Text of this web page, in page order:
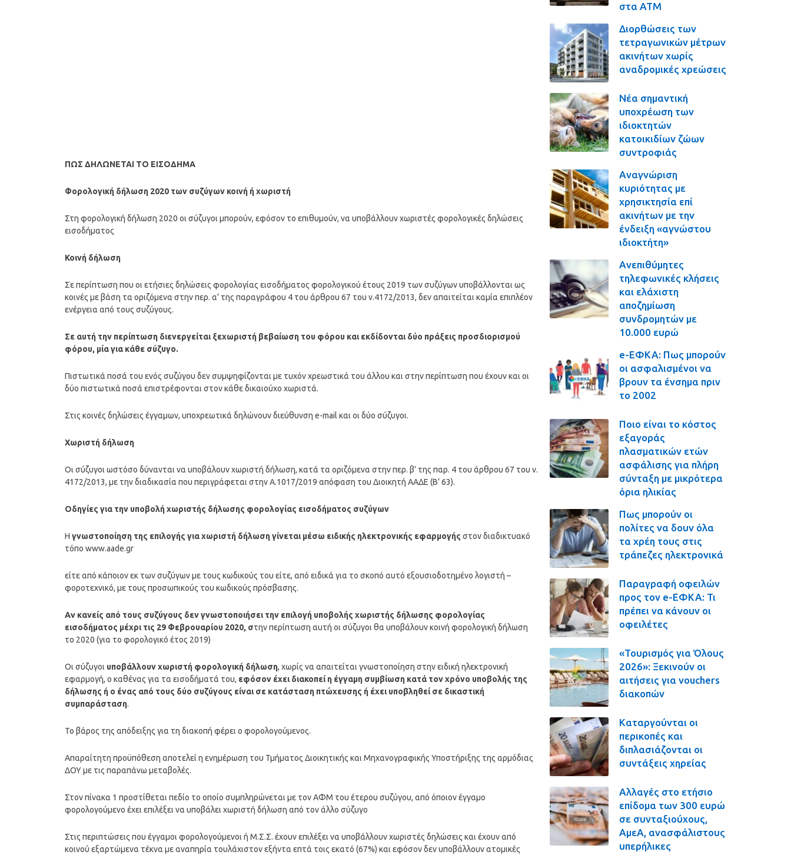
ΠΩΣ ΔΗΛΩΝΕΤΑΙ TO ΕΙΣΟΔΗΜΑ
Φορολογική δήλωση 2020 των συζύγων κοινή ή χωριστή
Στη φορολογική δήλωση 2020 οι σύζυγοι μπορούν, εφόσον το επιθυμούν, να υποβάλλουν χωριστές φορολογικές δηλώσεις
εισοδήματος
Κοινή δήλωση
Σε περίπτωση που οι ετήσιες δηλώσεις φορολογίας εισοδήματος φορολογικού έτους 2019 των συζύγων υποβάλλονται ως
κοινές με βάση τα οριζόμενα στην περ. α’ της παραγράφου 4 του άρθρου 67 του ν.4172/2013, δεν απαιτείται καμία επιπλέον
ενέργεια από τους συζύγους.
Σε αυτή την περίπτωση διενεργείται ξεχωριστή βεβαίωση του φόρου και εκδίδονται δύο πράξεις προσδιορισμού
φόρου, μία για κάθε σύζυγο.
Πιστωτικά ποσά του ενός συζύγου δεν συμψηφίζονται με τυχόν χρεωστικά του άλλου και στην περίπτωση που έχουν και οι
δύο πιστωτικά ποσά επιστρέφονται στον κάθε δικαιούχο χωριστά.
Στις κοινές δηλώσεις έγγαμων, υποχρεωτικά δηλώνουν διεύθυνση e-mail και οι δύο σύζυγοι.
Χωριστή δήλωση
Οι σύζυγοι ωστόσο δύνανται να υποβάλουν χωριστή δήλωση, κατά τα οριζόμενα στην περ. β’ της παρ. 4 του άρθρου 67 του ν.
4172/2013, με την διαδικασία που περιγράφεται στην Α.1017/2019 απόφαση του Διοικητή ΑΑΔΕ (Β’ 63).
Οδηγίες για την υποβολή χωριστής δήλωσης φορολογίας εισοδήματος συζύγων
Η γνωστοποίηση της επιλογής για χωριστή δήλωση γίνεται μέσω ειδικής ηλεκτρονικής εφαρμογής στον διαδικτυακό
τόπο www.aade.gr
είτε από κάποιον εκ των συζύγων με τους κωδικούς του είτε, από ειδικά για το σκοπό αυτό εξουσιοδοτημένο λογιστή –
φοροτεχνικό, με τους προσωπικούς του κωδικούς πρόσβασης.
Αν κανείς από τους συζύγους δεν γνωστοποιήσει την επιλογή υποβολής χωριστής δήλωσης φορολογίας
εισοδήματος μέχρι τις 29 Φεβρουαρίου 2020, στην περίπτωση αυτή οι σύζυγοι θα υποβάλουν κοινή φορολογική δήλωση
το 2020 (για το φορολογικό έτος 2019)
Οι σύζυγοι υποβάλλουν χωριστή φορολογική δήλωση, χωρίς να απαιτείται γνωστοποίηση στην ειδική ηλεκτρονική
εφαρμογή, ο καθένας για τα εισοδήματά του, εφόσον έχει διακοπεί η έγγαμη συμβίωση κατά τον χρόνο υποβολής της
δήλωσης ή ο ένας από τους δύο συζύγους είναι σε κατάσταση πτώχευσης ή έχει υποβληθεί σε δικαστική
συμπαράσταση.
Το βάρος της απόδειξης για τη διακοπή φέρει ο φορολογούμενος.
Απαραίτητη προϋπόθεση αποτελεί η ενημέρωση του Τμήματος Διοικητικής και Μηχανογραφικής Υποστήριξης της αρμόδιας
ΔΟΥ με τις παραπάνω μεταβολές.
Στον πίνακα 1 προστίθεται πεδίο το οποίο συμπληρώνεται με τον ΑΦΜ του έτερου συζύγου, από όποιον έγγαμο
φορολογούμενο έχει επιλέξει να υποβάλει χωριστή δήλωση από τον άλλο σύζυγο
Στις περιπτώσεις που έγγαμοι φορολογούμενοι ή Μ.Σ.Σ. έχουν επιλέξει να υποβάλλουν χωριστές δηλώσεις και έχουν από
κοινού εξαρτώμενα τέκνα με αναπηρία τουλάχιστον εξήντα επτά τοις εκατό (67%) και εφόσον δεν υποβάλλουν ατομικές
στα ΑΤΜ
Διορθώσεις των
τετραγωνικών μέτρων
ακινήτων χωρίς
αναδρομικές χρεώσεις
Νέα σημαντική
υποχρέωση των
ιδιοκτητών
κατοικιδίων ζώων
συντροφιάς
Αναγνώριση
κυριότητας με
χρησικτησία επί
ακινήτων με την
ένδειξη «αγνώστου
ιδιοκτήτη»
Ανεπιθύμητες
τηλεφωνικές κλήσεις
και ελάχιστη
αποζημίωση
συνδρομητών με
10.000 ευρώ
e-ΕΦΚΑ: Πως μπορούν
οι ασφαλισμένοι να
βρουν τα ένσημα πριν
το 2002
Ποιο είναι το κόστος
εξαγοράς
πλασματικών ετών
ασφάλισης για πλήρη
σύνταξη με μικρότερα
όρια ηλικίας
Πως μπορούν οι
πολίτες να δουν όλα
τα χρέη τους στις
τράπεζες ηλεκτρονικά
Παραγραφή οφειλών
προς τον e-ΕΦΚΑ: Τι
πρέπει να κάνουν οι
οφειλέτες
«Τουρισμός για Όλους
2026»: Ξεκινούν οι
αιτήσεις για vouchers
διακοπών
Καταργούνται οι
περικοπές και
διπλασιάζονται οι
συντάξεις χηρείας
Αλλαγές στο ετήσιο
επίδομα των 300 ευρώ
σε συνταξιούχους,
ΑμεΑ, ανασφάλιστους
υπερήλικες